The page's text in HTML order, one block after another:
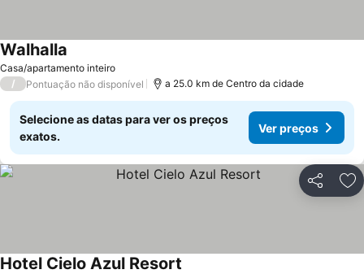
Casa/apartamento inteiro
Walhalla
/ Pontuação não disponível a 25.0 km de Centro da cidade
Selecione as datas para ver os preços
exatos.
Ver preços
Partilhar
Hotel Cielo Azul Resort